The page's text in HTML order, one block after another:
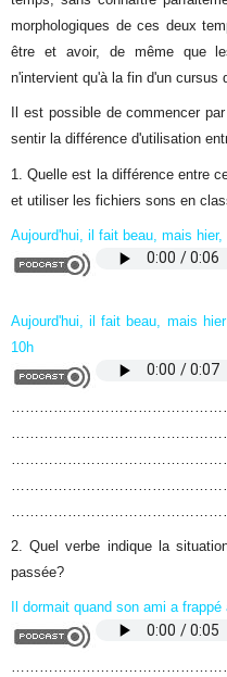
morphologiques de ces deux
être et avoir, de même que
n'intervient qu'à la fin d'un cursus
Il est possible de commencer
sentir la différence d'utilisation
1. Quelle est la différence entre
et utiliser les fichiers sons en
Aujourd'hui, il fait beau, mais
Aujourd'hui, il fait beau, mais
10h
2. Quel verbe indique la
passée?
Il dormait quand son ami a